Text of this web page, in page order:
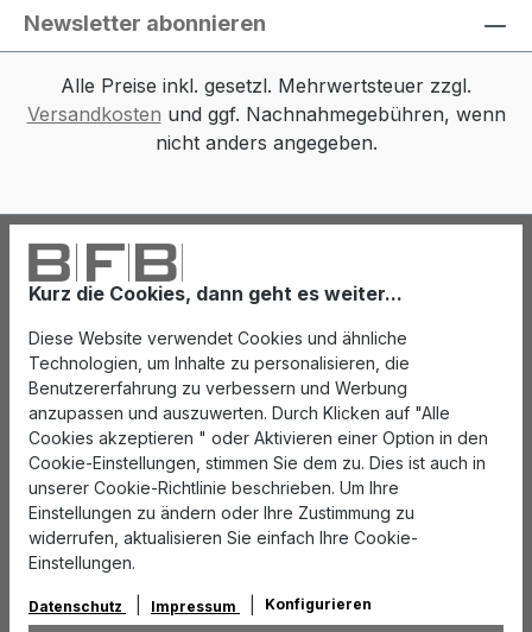
Kurz die Cookies, dann geht es weiter...
Diese Website verwendet Cookies und ähnliche
Technologien, um Inhalte zu personalisieren, die
Benutzererfahrung zu verbessern und Werbung
anzupassen und auszuwerten. Durch Klicken auf "Alle
Cookies akzeptieren " oder Aktivieren einer Option in den
Cookie-Einstellungen, stimmen Sie dem zu. Dies ist auch in
unserer Cookie-Richtlinie beschrieben. Um Ihre
Einstellungen zu ändern oder Ihre Zustimmung zu
widerrufen, aktualisieren Sie einfach Ihre Cookie-
Einstellungen.
Datenschutz Impressum Konfigurieren
Newsletter abonnieren
Alle Preise inkl. gesetzl. Mehrwertsteuer zzgl.
Versandkosten und ggf. Nachnahmegebühren, wenn
nicht anders angegeben.